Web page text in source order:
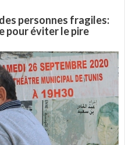
personnes fragiles:
pour éviter le pire